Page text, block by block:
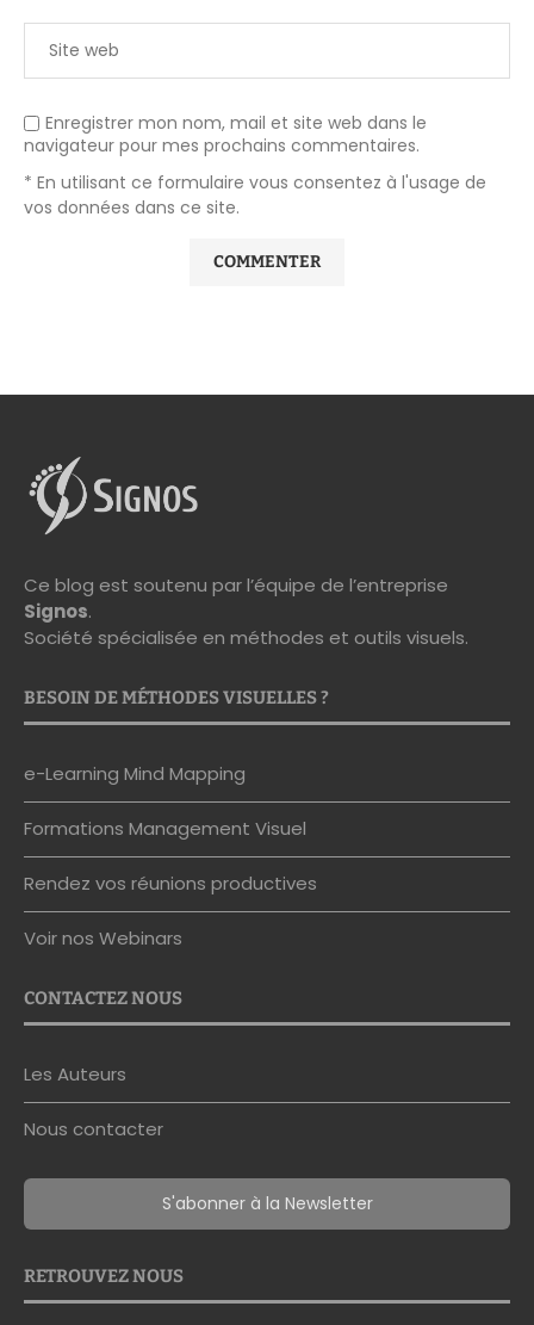
Enregistrer mon nom, mail et site web dans le
navigateur pour mes prochains commentaires.
* En utilisant ce formulaire vous consentez à l'usage de
vos données dans ce site.
Ce blog est soutenu par l’équipe de l’entreprise
Signos.
Société spécialisée en méthodes et outils visuels.
BESOIN DE MÉTHODES VISUELLES ?
e-Learning Mind Mapping
Formations Management Visuel
Rendez vos réunions productives
Voir nos Webinars
CONTACTEZ NOUS
Les Auteurs
Nous contacter
S'abonner à la Newsletter
RETROUVEZ NOUS